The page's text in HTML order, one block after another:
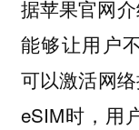
据苹果官网
能够让用户
可以激活网
eSIM时，用